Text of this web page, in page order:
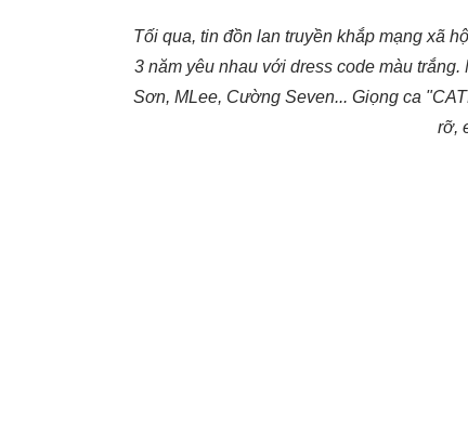
Tối qua, tin đồn lan truyền khắp mạng xã
3 năm yêu nhau với dress code màu
Sơn, MLee, Cường Seven... Giọng ca
rỡ,